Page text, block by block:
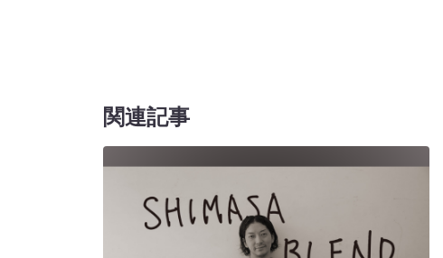
関連記事